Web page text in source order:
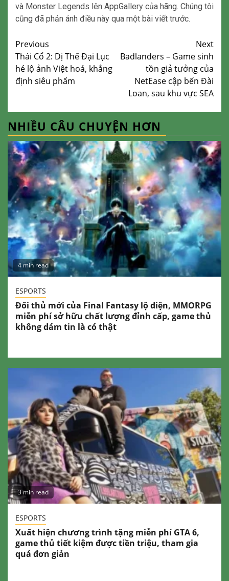
và Monster Legends lên AppGallery của hãng. Chúng tôi
cũng đã phản ánh điều này qua một bài viết trước.
Continue
Reading
Previous
Thái Cổ 2: Dị Thế Đại Lục
hé lộ ảnh Việt hoá, khẳng
định siêu phẩm
Next
Badlanders – Game sinh
tồn giả tưởng của
NetEase cập bến Đài
Loan, sau khu vực SEA
NHIỀU CÂU CHUYỆN HƠN
4 min read
ESPORTS
Đối thủ mới của Final Fantasy lộ diện, MMORPG
miễn phí sở hữu chất lượng đỉnh cấp, game thủ
không dám tin là có thật
3 min read
ESPORTS
Xuất hiện chương trình tặng miễn phí GTA 6,
game thủ tiết kiệm được tiền triệu, tham gia
quá đơn giản